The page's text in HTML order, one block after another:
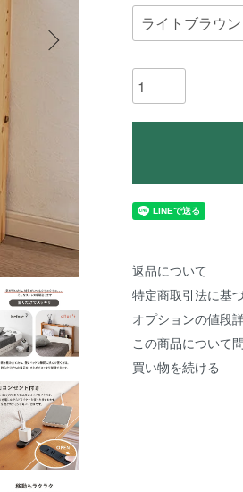
返品について
特定商取引法に基
オプションの値段
この商品について
買い物を続ける